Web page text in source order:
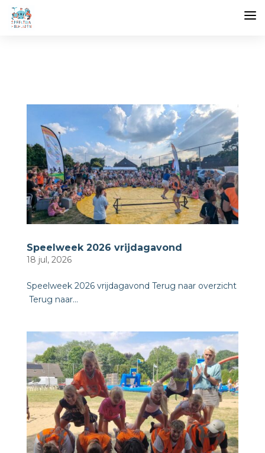
Speelweek 2026 vrijdagavond
18 jul, 2026
Speelweek 2026 vrijdagavond Terug naar overzicht
​ Terug naar...